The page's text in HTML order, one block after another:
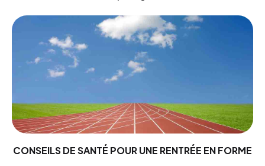
CONSEILS DE SANTÉ POUR UNE RENTRÉE EN FORME